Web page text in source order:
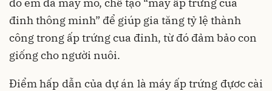
đinh thông minh” để giúp gia tăng tỷ lệ thành
công trong ấp trứng cua đinh, từ đó đảm bảo con
giống cho người nuôi.
Điểm hấp dẫn của dự án là máy ấp trứng đựơc cài